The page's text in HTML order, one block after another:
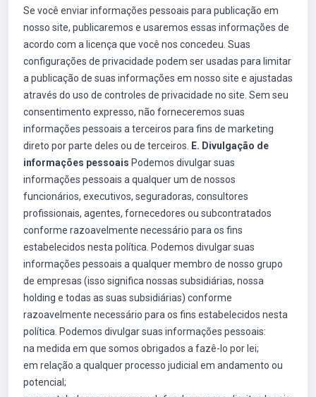
Se você enviar informações pessoais para publicação em
nosso site, publicaremos e usaremos essas informações de
acordo com a licença que você nos concedeu. Suas
configurações de privacidade podem ser usadas para limitar
a publicação de suas informações em nosso site e ajustadas
através do uso de controles de privacidade no site. Sem seu
consentimento expresso, não forneceremos suas
informações pessoais a terceiros para fins de marketing
direto por parte deles ou de terceiros.
E. Divulgação de
informações pessoais Podemos divulgar suas
informações pessoais a qualquer um de nossos
funcionários, executivos, seguradoras, consultores
profissionais, agentes, fornecedores ou subcontratados
conforme razoavelmente necessário para os fins
estabelecidos nesta política. Podemos divulgar suas
informações pessoais a qualquer membro de nosso grupo
de empresas (isso significa nossas subsidiárias, nossa
holding e todas as suas subsidiárias) conforme
razoavelmente necessário para os fins estabelecidos nesta
política. Podemos divulgar suas informações pessoais:
na medida em que somos obrigados a fazê-lo por lei;
em relação a qualquer processo judicial em andamento ou
potencial;